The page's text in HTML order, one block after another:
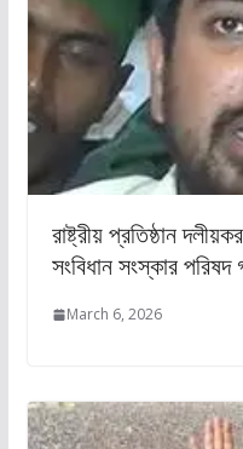
রাষ্ট্রীয় প্রতিষ্ঠান
সংবিধান সংস্কার পরিষদ
March 6, 2026